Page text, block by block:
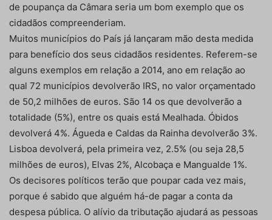
de poupança da Câmara seria um bom exemplo que os
cidadãos compreenderiam.
Muitos municípios do País já lançaram mão desta medida
para benefício dos seus cidadãos residentes. Referem-se
alguns exemplos em relação a 2014, ano em relação ao
qual 72 municípios devolverão IRS, no valor orçamentado
de 50,2 milhões de euros. São 14 os que devolverão a
totalidade (5%), entre os quais está Mealhada. Óbidos
devolverá 4%. Águeda e Caldas da Rainha devolverão 3%.
Lisboa devolverá, pela primeira vez, 2.5% (ou seja 28,5
milhões de euros), Elvas 2%, Alcobaça e Mangualde 1%.
Os decisores políticos terão que poupar cada vez mais,
porque é sabido que alguém há-de pagar a conta da
despesa pública. O alívio da tributação ajudará as pessoas